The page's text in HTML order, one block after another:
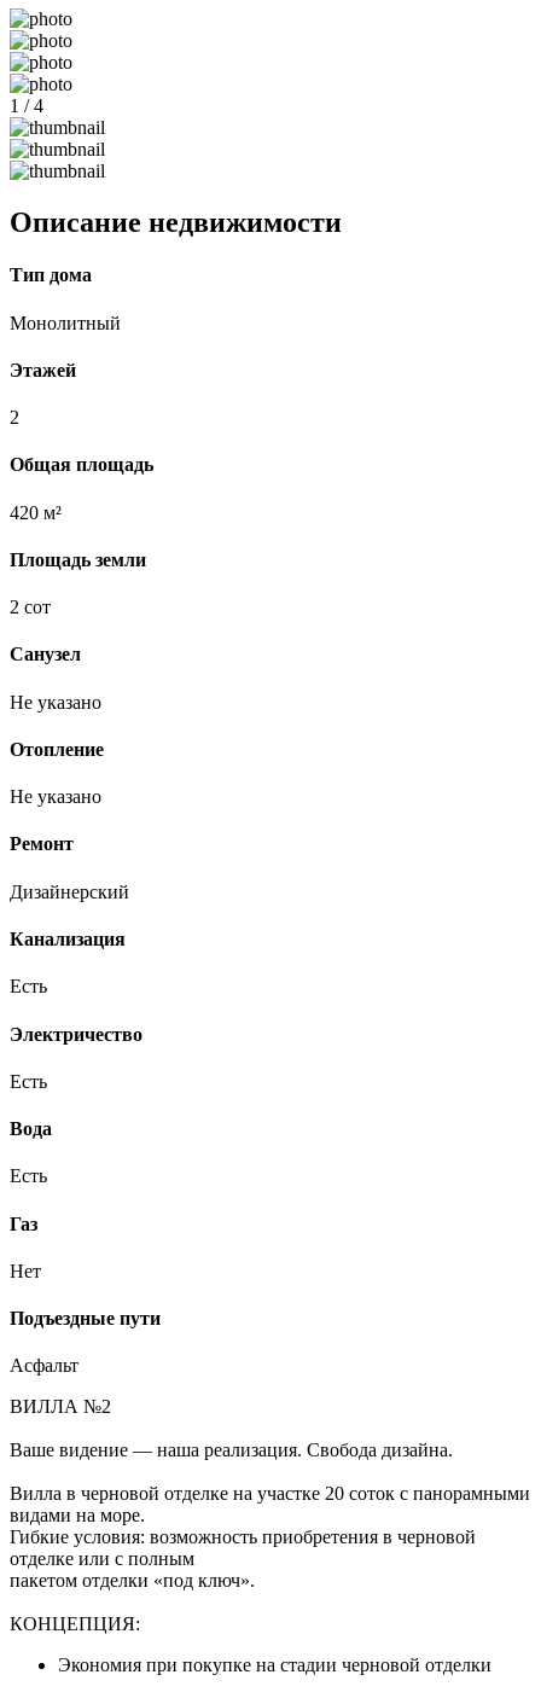
1 / 4
Описание недвижимости
Тип дома
Монолитный
Этажей
2
Общая площадь
420 м²
Площадь земли
2 сот
Санузел
Не указано
Отопление
Не указано
Ремонт
Дизайнерский
Канализация
Есть
Электричество
Есть
Вода
Есть
Газ
Нет
Подъездные пути
Асфальт
ВИЛЛА №2
Ваше видение — наша реализация. Свобода дизайна.
Вилла в черновой отделке на участке 20 соток с панорамными
видами на море.
Гибкие условия: возможность приобретения в черновой
отделке или с полным
пакетом отделки «под ключ».
КОНЦЕПЦИЯ:
Экономия при покупке на стадии черновой отделки